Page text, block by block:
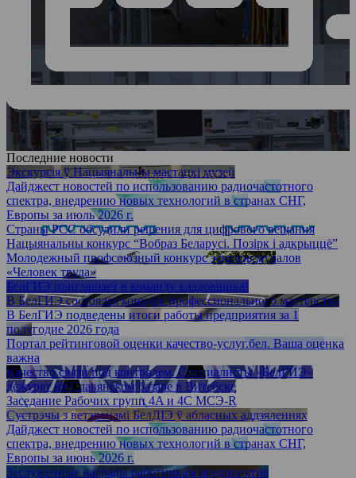
Последние новости
Экскурсія ў Нацыянальны мастацкі музей
Дайджест новостей по использованию радиочастотного
спектра, внедрению новых технологий в странах СНГ,
Европы за июль 2026 г.
Страны РСС обсудили решения для цифрового вещания
Нацыянальны конкурс “Вобраз Беларусі. Позірк і адкрыццё”
Молодежный профсоюзный конкурс эскизов муралов
«Человек труда»
БелГИЭ приглашает в команду кладовщика!
В БелГИЭ состоялся конкурс профессионального мастерства
В БелГИЭ подведены итоги работы предприятия за 1
полугодие 2026 года
Портал рейтинговой оценки качество-услуг.бел. Ваша оценка
важна
Качество связи под контролем. Специалисты «БелГИЭ»
дежурят на Славянском базаре в Витебске
Заседание Рабочих групп 4A и 4С МСЭ-R
Сустрэчы з ветэранамі БелДІЭ ў абласных аддзяленнях
Дайджест новостей по использованию радиочастотного
спектра, внедрению новых технологий в странах СНГ,
Европы за июнь 2026 г.
Заслуженные награды работникам предприятия